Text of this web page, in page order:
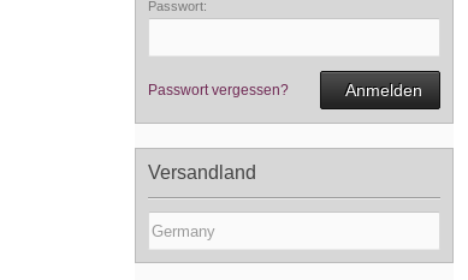
Passwort:
Passwort vergessen? Anmelden
Versandland